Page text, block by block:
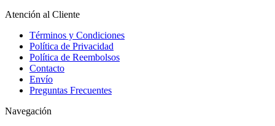
Atención al Cliente
Términos y Condiciones
Política de Privacidad
Política de Reembolsos
Contacto
Envío
Preguntas Frecuentes
Navegación